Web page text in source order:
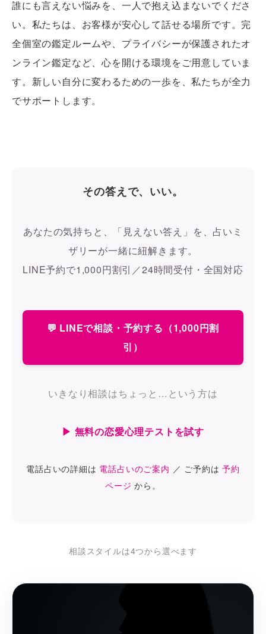
誰にも言えない悩みを、一人で抱え込まないでくださ
い。私たちは、お客様が安心して話せる場所です。完
全個室の鑑定ルームや、プライバシーが保護されたオ
ンライン鑑定など、心を開ける環境をご用意していま
す。新しい自分に変わるための一歩を、私たちが全力
でサポートします。
その答えで、いい。
あなたの気持ちと、「見えない答え」を、占いミ
ザリーが一緒に紐解きます。
LINE予約で1,000円割引／24時間受付・全国対応
💬 LINEで相談・予約する（1,000円割
引）
いきなり相談はちょっと…という方は
▶ 無料の恋愛心理テストを試す
電話占いの詳細は 電話占いのご案内 ／ ご予約は予約
ページ から。
相談スタイルは4つから選べます